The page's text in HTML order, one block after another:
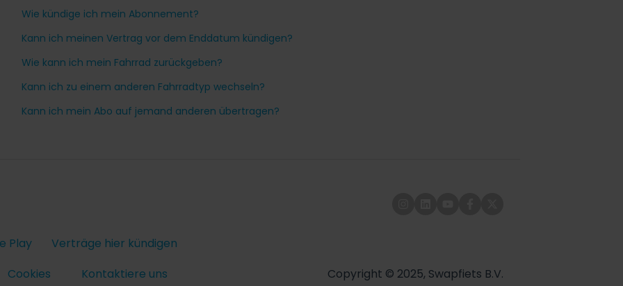
Wie kündige ich mein Abonnement?
Kann ich meinen Vertrag vor dem Enddatum kündigen?
Wie kann ich mein Fahrrad zurückgeben?
Kann ich zu einem anderen Fahrradtyp wechseln?
Kann ich mein Abo auf jemand anderen übertragen?
Play
Verträge hier kündigen
Cookies Kontaktiere uns Copyright © 2025, Swapfiets B.V.